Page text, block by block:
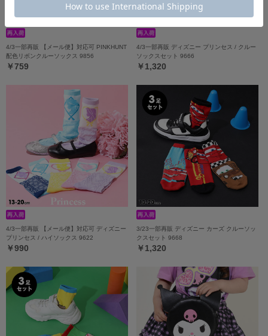
4/3一部再販 【メール便】対応可 PINKHUNT
配色リボンクルーソックス 9856
￥759
4/3一部再販 ディズニー プリンセス / クルー
ソックスセット 9666
￥1,320
4/3一部再販 【メール便】対応可 ディズニー
プリンセス / ハイソックス 9622
￥990
3/23一部再販 ディズニー カーズ クルーソッ
クスセット 9668
￥1,320